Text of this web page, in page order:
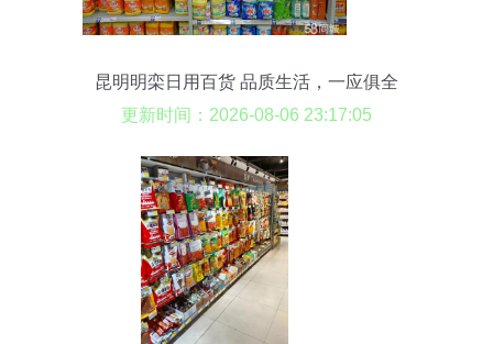
昆明明栾日用百货 品质生活，一应俱全
更新时间：2026-08-06 23:17:05